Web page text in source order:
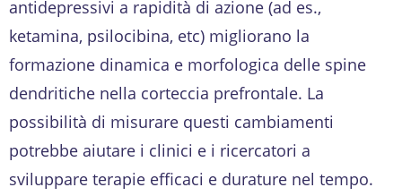
antidepressivi a rapidità di azione (ad es.,
ketamina, psilocibina, etc) migliorano la
formazione dinamica e morfologica delle spine
dendritiche nella corteccia prefrontale. La
possibilità di misurare questi cambiamenti
potrebbe aiutare i clinici e i ricercatori a
sviluppare terapie efficaci e durature nel tempo.